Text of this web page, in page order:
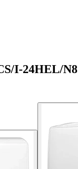
I-24HEL/N8